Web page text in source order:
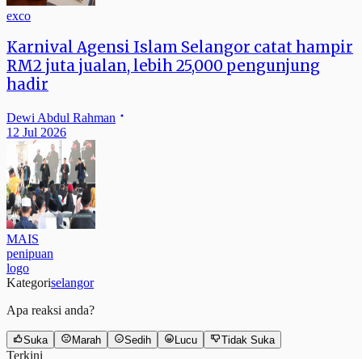
exco
Karnival Agensi Islam Selangor catat hampir
RM2 juta jualan, lebih 25,000 pengunjung
hadir
Dewi Abdul Rahman
12 Jul 2026
MAIS
penipuan
logo
Kategoriselangor
Apa reaksi anda?
Suka Marah Sedih Lucu Tidak Suka
Terkini